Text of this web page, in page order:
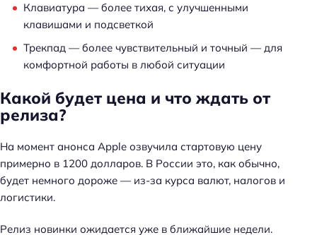
Клавиатура — более тихая, с улучшенными
клавишами и подсветкой
Трекпад — более чувствительный и точный — для
комфортной работы в любой ситуации
Какой будет цена и что ждать от
релиза?
На момент анонса Apple озвучила стартовую цену
примерно в 1200 долларов. В России это, как обычно,
будет немного дороже — из-за курса валют, налогов и
логистики.
Релиз новинки ожидается уже в ближайшие недели.